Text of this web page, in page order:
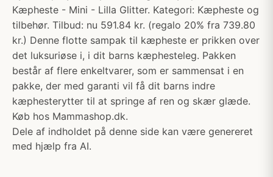
Kæpheste - Mini - Lilla Glitter. Kategori: Kæpheste og
tilbehør. Tilbud: nu 591.84 kr. (regalo 20% fra 739.80
kr.) Denne flotte sampak til kæpheste er prikken over
det luksuriøse i, i dit barns kæphesteleg. Pakken
består af flere enkeltvarer, som er sammensat i en
pakke, der med garanti vil få dit barns indre
kæphesterytter til at springe af ren og skær glæde.
Køb hos Mammashop.dk.
Dele af indholdet på denne side kan være genereret
med hjælp fra AI.